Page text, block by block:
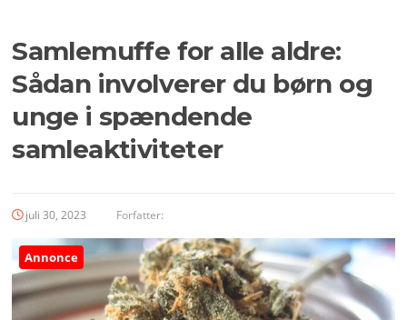
Samlemuffe for alle aldre:
Sådan involverer du børn og
unge i spændende
samleaktiviteter
juli 30, 2023 Forfatter:
Annonce